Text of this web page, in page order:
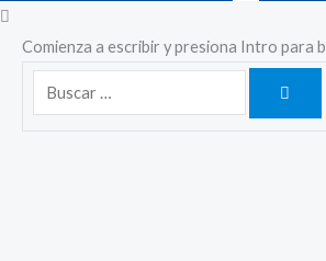
Comienza a escribir y presiona Intro para